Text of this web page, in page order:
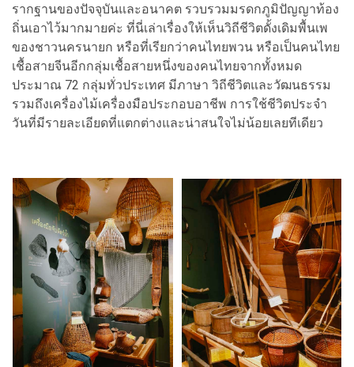
รากฐานของปัจจุบันและอนาคต รวบรวมมรดกภูมิปัญญาท้อง
ถิ่นเอาไว้มากมายค่ะ ที่นี่เล่าเรื่องให้เห็นวิถีชีวิตดั้งเดิมพื้นเพ
ของชาวนครนายก หรือที่เรียกว่าคนไทยพวน หรือเป็นคนไทย
เชื้อสายจีนอีกกลุ่มเชื้อสายหนึ่งของคนไทยจากทั้งหมด
ประมาณ 72 กลุ่มทั่วประเทศ มีภาษา วิถีชีวิตและวัฒนธรรม
รวมถึงเครื่องไม้เครื่องมือประกอบอาชีพ การใช้ชีวิตประจำ
วันที่มีรายละเอียดที่แตกต่างและน่าสนใจไม่น้อยเลยทีเดียว